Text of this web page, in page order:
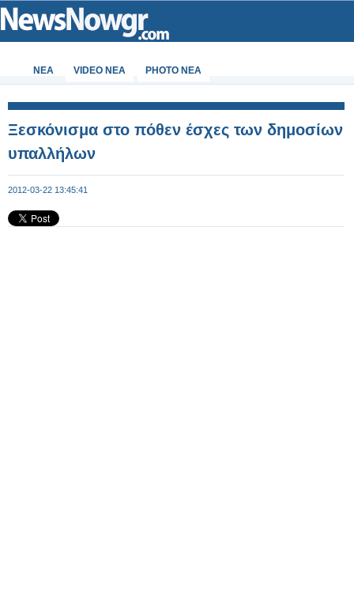
ΝΕΑ VIDEO NEA PHOTO NEA
Ξεσκόνισμα στο πόθεν έσχες των δημοσίων
υπαλλήλων
2012-03-22 13:45:41